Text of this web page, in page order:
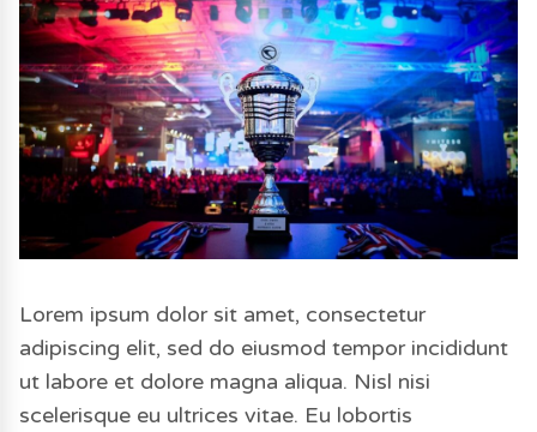
Lorem ipsum dolor sit amet, consectetur
adipiscing elit, sed do eiusmod tempor incididunt
ut labore et dolore magna aliqua. Nisl nisi
scelerisque eu ultrices vitae. Eu lobortis